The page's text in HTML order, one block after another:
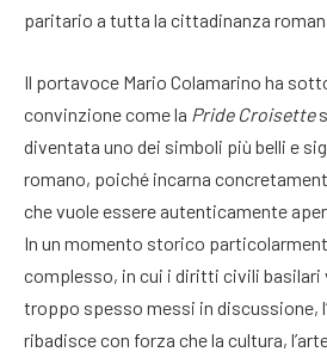
paritario a tutta la cittadinanza
Il portavoce Mario Colamarino ha
convinzione come la Pride Croisette
diventata uno dei simboli più belli e
romano, poiché incarna
che vuole essere autenticamente
In un momento storico
complesso, in cui i diritti civili basilari
troppo spesso messi in discussione,
ribadisce con forza che la cultura,